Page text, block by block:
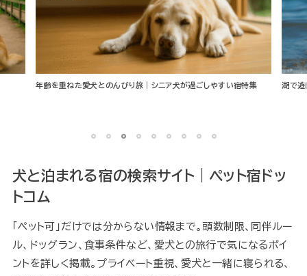
年齢を重ねた愛犬とのんびり旅｜シニア犬が過ごしやすい宿特集 湖で遊
犬と泊まれる宿の検索サイト｜ペット宿ドッ
トコム
「ペット可」だけでは分からない情報まで。頭数制限、同伴ルー
ル、ドッグラン、食事条件など、愛犬との旅行で気になるポイ
ントを詳しく掲載。プライベート重視、愛犬と一緒に寝られる、